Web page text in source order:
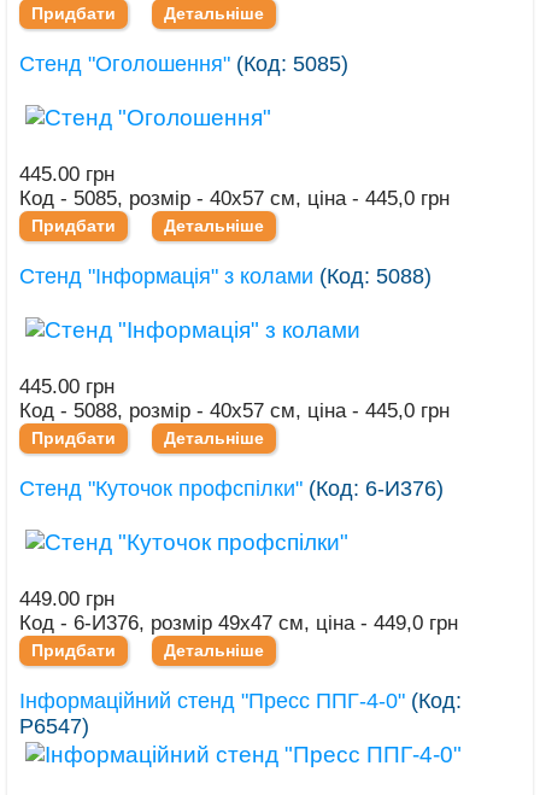
Придбати Детальніше
Стенд "Оголошення" (Код:5085)
445.00 грн
Код - 5085, розмір - 40х57 см, ціна - 445,0 грн
Придбати Детальніше
Стенд "Інформація" з колами (Код:5088)
445.00 грн
Код - 5088, розмір - 40х57 см, ціна - 445,0 грн
Придбати Детальніше
Стенд "Куточок профспілки" (Код: 6-И376)
449.00 грн
Код - 6-И376, розмір 49х47 см, ціна - 449,0 грн
Придбати Детальніше
Інформаційний стенд "Пресс ППГ-4-0" (Код:
Р6547)